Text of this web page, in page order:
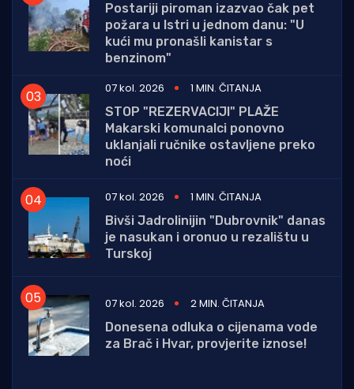
Postariji piroman izazvao čak pet
požara u Istri u jednom danu: "U
kući mu pronašli kanistar s
benzinom"
07 kol. 2026
1 MIN. ČITANJA
STOP "REZERVACIJI" PLAŽE
Makarski komunalci ponovno
uklanjali ručnike ostavljene preko
noći
07 kol. 2026
1 MIN. ČITANJA
Bivši Jadrolinijin "Dubrovnik" danas
je nasukan i oronuo u rezalištu u
Turskoj
07 kol. 2026
2 MIN. ČITANJA
Donesena odluka o cijenama vode
za Brač i Hvar, provjerite iznose!